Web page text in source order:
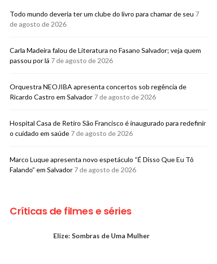
Todo mundo deveria ter um clube do livro para chamar de seu 7
de agosto de 2026
Carla Madeira falou de Literatura no Fasano Salvador; veja quem
passou por lá 7 de agosto de 2026
Orquestra NEOJIBA apresenta concertos sob regência de
Ricardo Castro em Salvador 7 de agosto de 2026
Hospital Casa de Retiro São Francisco é inaugurado para redefinir
o cuidado em saúde 7 de agosto de 2026
Marco Luque apresenta novo espetáculo “É Disso Que Eu Tô
Falando” em Salvador 7 de agosto de 2026
Críticas de filmes e séries
Elize: Sombras de Uma Mulher